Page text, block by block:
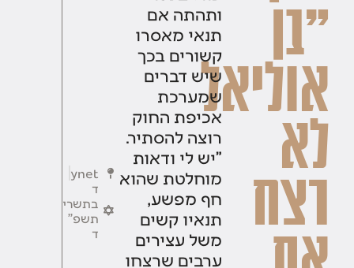
"בן
אוליאל
לא
רצח
ותהתה אם
תנאי מאסרו
קשורים בכך
שיש דברים
שמערכת
אכיפת החוק
רוצה להסתיר.
"יש לי ודאות
מוחלטת שהוא
חף מפשע,
תנאיו קשים
משל עצירים
ערבים שרצחו
ynet
ד
בתשרי
תשפ''
ד